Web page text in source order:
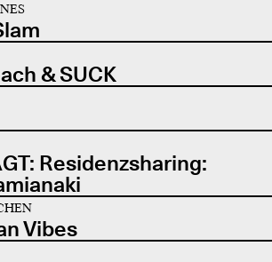
& SUCK
Residenzsharing:
Vibes